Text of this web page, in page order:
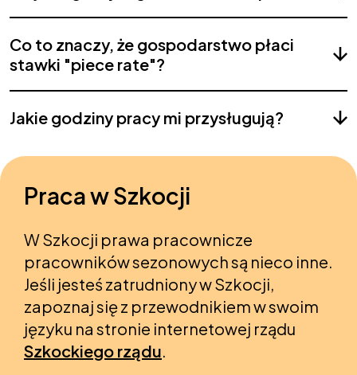
Co to znaczy, że gospodarstwo płaci
stawki "piece rate"?
Jakie godziny pracy mi przysługują?
Praca w Szkocji
W Szkocji prawa pracownicze
pracowników sezonowych są nieco inne.
Jeśli jesteś zatrudniony w Szkocji,
zapoznaj się z przewodnikiem w swoim
języku na stronie internetowej rządu
Szkockiego rządu.